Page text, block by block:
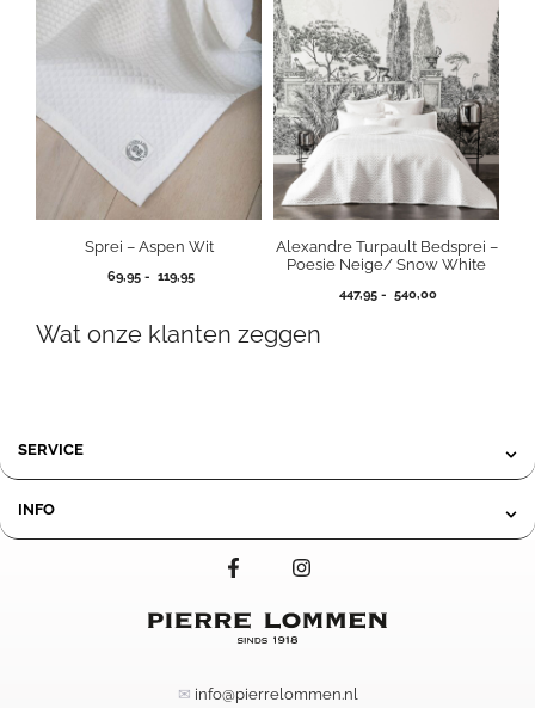
tot
195,00
Sprei – Aspen Wit
69,95 - 119,95Prijsklasse:
119,95
Alexandre Turpault Bedsprei –
Poesie Neige/ Snow White
447,95 - 540,00Prijsklasse:
Wat onze klanten zeggen
SERVICE
INFO
✉ info@pierrelommen.nl